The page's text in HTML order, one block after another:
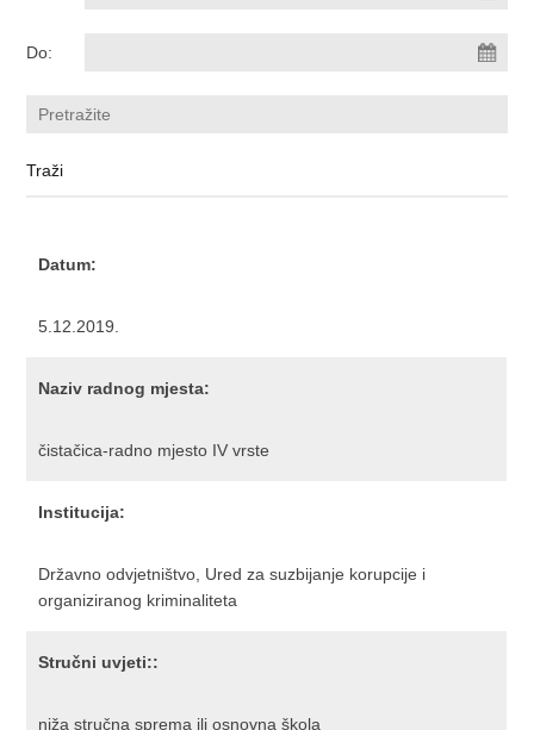
Do:
Datum:
5.12.2019.
Naziv radnog mjesta:
čistačica-radno mjesto IV vrste
Institucija:
Državno odvjetništvo, Ured za suzbijanje korupcije i
organiziranog kriminaliteta
Stručni uvjeti::
niža stručna sprema ili osnovna škola